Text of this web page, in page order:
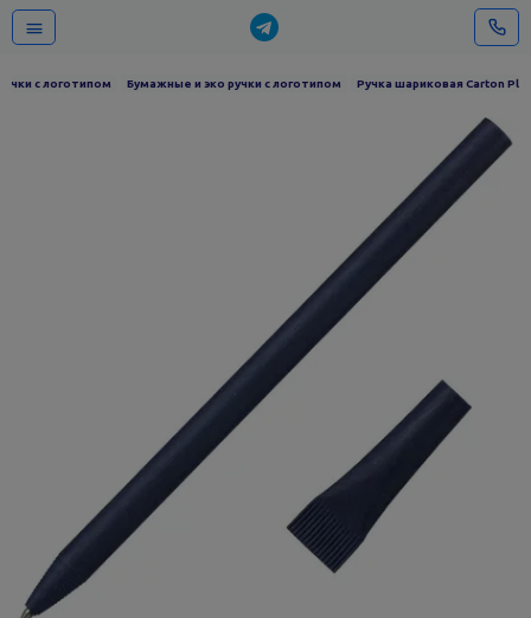
с логотипом Бумажные и эко ручки с логотипом Ручка шариковая Carton